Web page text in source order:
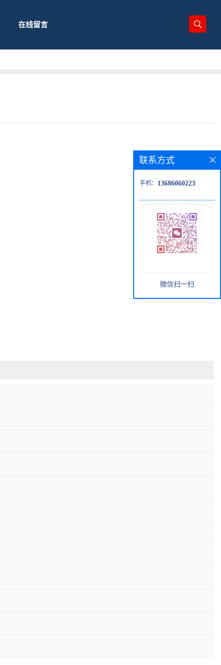
在线留言
联系方式
手机： 13686060223
微信扫一扫